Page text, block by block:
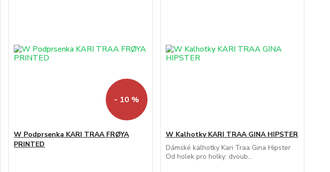
- 10 %
W Podprsenka KARI TRAA FRØYA
PRINTED
W Kalhotky KARI TRAA GINA HIPSTER
Dámské kalhotky Kari Traa Gina Hipster
Od holek pro holky: dvoub...